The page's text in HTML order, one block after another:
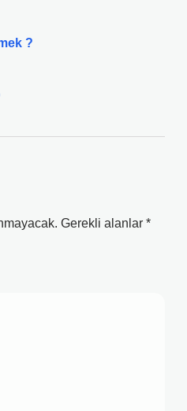
?
Gerekli alanlar *